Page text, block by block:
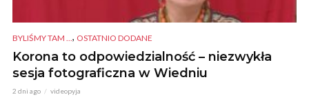
BYLIŚMY TAM ... , OSTATNIO DODANE
Korona to odpowiedzialność – niezwykła
sesja fotograficzna w Wiedniu
2 dni ago videopyja